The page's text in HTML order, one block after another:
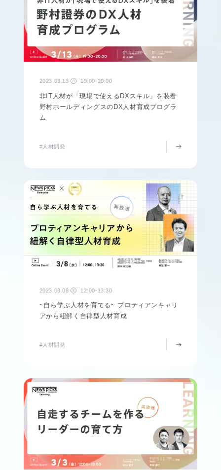
2023.03.13 月 19:00-20:00
非IT人材が「現場で使えるDXスキル」を装着
野村ホールディングスのDX人材育成プログラ
ム
#人材開発
2023.03.08 水 12:00-13:30
~自ら学ぶ人材を育てる~ プロティアンキャリ
アから紐解く自律型人材育成
#人材開発